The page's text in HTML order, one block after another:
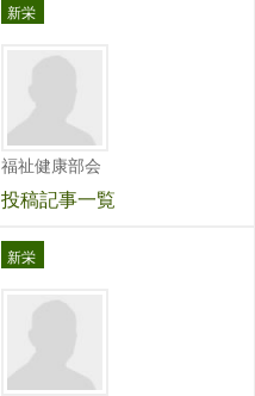
新栄
福祉健康部会
投稿記事一覧
新栄